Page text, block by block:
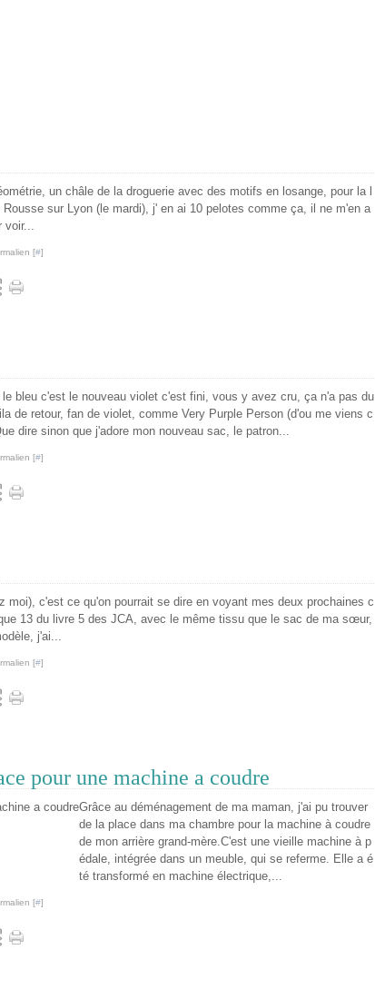
un châle de la droguerie avec des motifs en losange, pour la l
sur Lyon (le mardi), j' en ai 10 pelotes comme ça, il ne m'en a
voir...
[#]
le bleu c'est le nouveau violet c'est fini, vous y avez cru, ça n'a pas du
de retour, fan de violet, comme Very Purple Person (d'ou me viens c
dire sinon que j'adore mon nouveau sac, le patron...
[#]
moi), c'est ce qu'on pourrait se dire en voyant mes deux prochaines c
13 du livre 5 des JCA, avec le même tissu que le sac de ma sœur,
j'ai...
[#]
pour une machine a coudre
Grâce au déménagement de ma maman, j'ai pu trouver
de la place dans ma chambre pour la machine à coudre
de mon arrière grand-mère.C'est une vieille machine à p
édale, intégrée dans un meuble, qui se referme. Elle a é
té transformé en machine électrique,...
[#]